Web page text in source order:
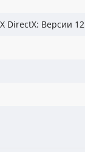
DirectX: Версии 12